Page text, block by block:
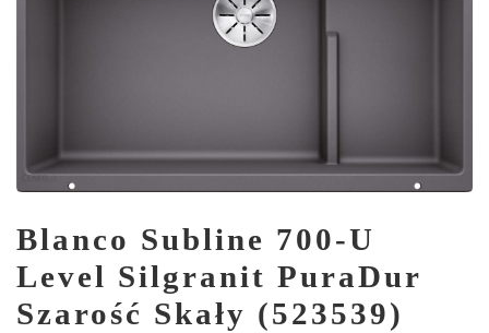
Blanco Subline 700-U
Level Silgranit PuraDur
Szarość Skały (523539)